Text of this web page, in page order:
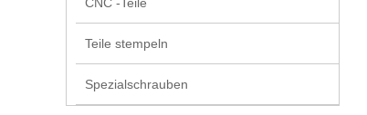
Teile stempeln
Spezialschrauben